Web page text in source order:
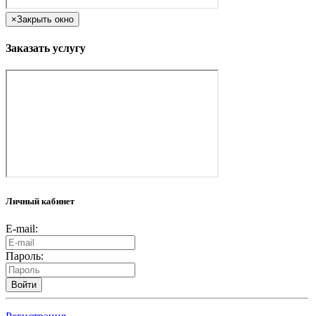
×Закрыть окно
Заказать услугу
Личный кабинет
E-mail:
Пароль:
Войти